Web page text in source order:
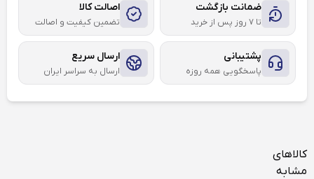
ضمانت بازگشت
تا ۷ روز پس از خرید
اصالت کالا
تضمین کیفیت و اصالت
پشتیبانی
پاسخگویی همه روزه
ارسال سریع
ارسال به سراسر ایران
کالاهای
مشابه